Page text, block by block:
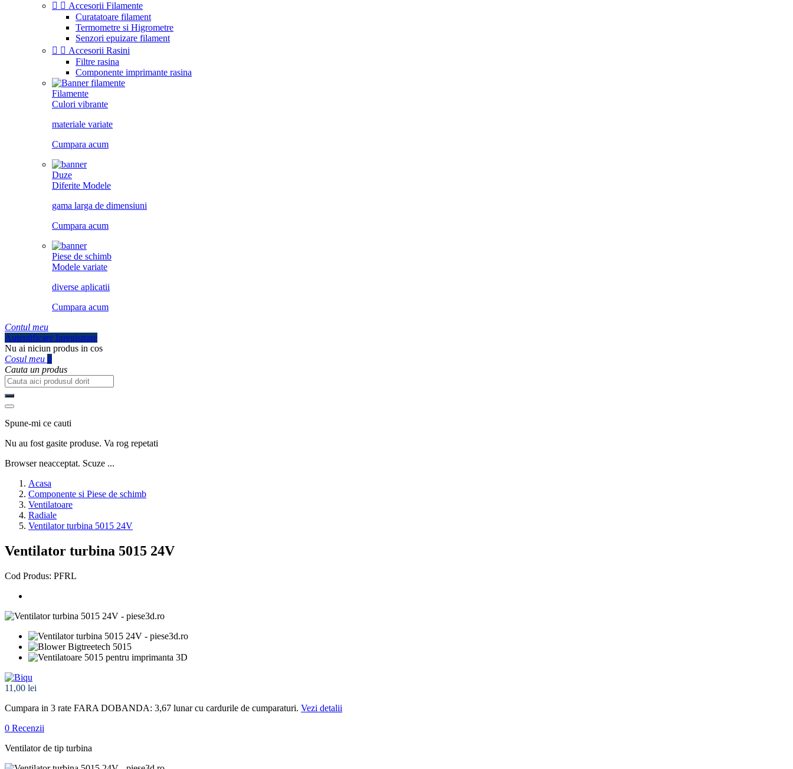
  Accesorii Filamente
Curatatoare filament
Termometre si Higrometre
Senzori epuizare filament
  Accesorii Rasini
Filtre rasina
Componente imprimante rasina
Filamente
Culori vibrante
materiale variate
Cumpara acum
Duze
Diferite Modele
gama larga de dimensiuni
Cumpara acum
Piese de schimb
Modele variate
diverse aplicatii
Cumpara acum
Contul meu
Autentificare Inregistrare
Nu ai niciun produs in cos
Cosul meu 0
Cauta un produs
Spune-mi ce cauti
Nu au fost gasite produse. Va rog repetati
Browser neacceptat. Scuze ...
Acasa
Componente si Piese de schimb
Ventilatoare
Radiale
Ventilator turbina 5015 24V
Ventilator turbina 5015 24V
Cod Produs: PFRL
11,00 lei
Cumpara in 3 rate FARA DOBANDA: 3,67 lunar cu cardurile de cumparaturi. Vezi detalii
0 Recenzii
Ventilator de tip turbina